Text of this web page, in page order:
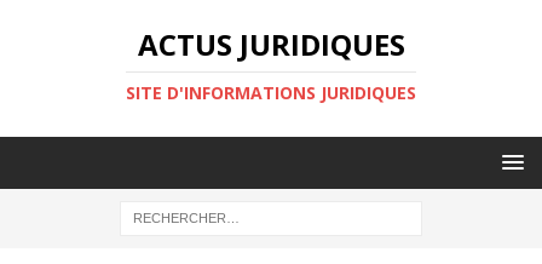
ACTUS JURIDIQUES
SITE D'INFORMATIONS JURIDIQUES